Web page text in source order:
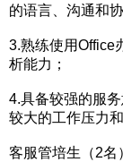
的语言、沟通和
3.熟练使用Office
析能力；
4.具备较强的服
较大的工作压力
客服管培生（2名